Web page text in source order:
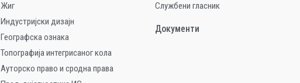
Жиг
Индустријски дизајн
Географска ознака
Топографија интегрисаног кола
Ауторско право и сродна права
Службени гласник
Документи